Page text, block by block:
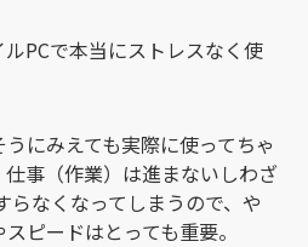
PCで本当にストレスなく使
にみえても実際に使ってちゃ
事（作業）は進まないしわざ
らなくなってしまうので、や
ピードはとっても重要。